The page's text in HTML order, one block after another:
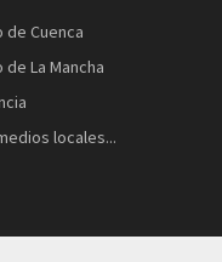
de Cuenca
de La Mancha
locales...